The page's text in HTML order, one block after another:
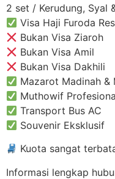
2 set / Kerudung, Syal
Visa Haji Furoda
Bukan Visa Ziaroh
Bukan Visa Amil
Bukan Visa Dakhili
Mazarot Madinah &
Muthowif
Transport Bus AC
Souvenir Eksklusif
Kuota sangat
Informasi lengkap